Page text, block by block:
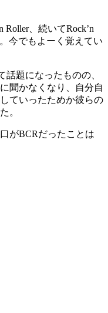
Roller、続いてRock’n
今でもよーく覚えてい
話題になったものの、
聞かなくなり、自分自
ていったためか彼らの
。
がBCRだったことは